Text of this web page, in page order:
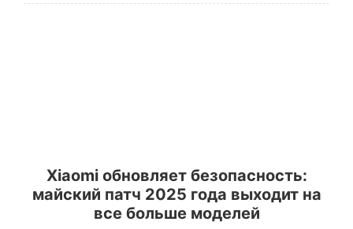
Xiaomi обновляет безопасность:
майский патч 2025 года выходит на
все больше моделей